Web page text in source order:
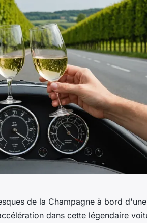
de la Champagne à bord d'une
dans cette légendaire